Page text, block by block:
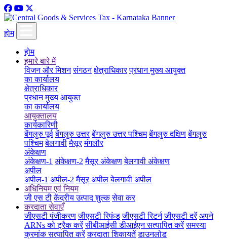
होम
होम
हमारे बारे में
विजन और मिशन संगठन क्षेत्राधिकार प्रधान मुख्य आयुक्त
का कार्यालय
क्षेत्राधिकार
प्रधान मुख्य आयुक्त
का कार्यालय
आयुक्तालय
कार्यकारिणी
बेंगलुरु पूर्व बेंगलुरु उत्तर बेंगलुरु उत्तर पश्चिम बेंगलुरु दक्षिण बेंगलुरु
पश्चिम बेलगावी मैसूर मंगलौर
अंकेक्षण
अंकेक्षण-1 अंकेक्षण-2 मैसूर अंकेक्षण बेलगावी अंकेक्षण
अपील
अपील-1 अपील-2 मैसूर अपील बेलगावी अपील
अधिनियम एवं नियम
जी एस टी केंद्रीय उत्पाद शुल्क सेवा कर
करदाता सेवाएँ
जीएसटी पंजीकरण जीएसटी रिफंड जीएसटी रिटर्न जीएसटी दरें अपने
ARNs को ट्रैक करें सीबीआईसी डीआईएन सत्यापित करें समस्या
क्रमांक सत्यापित करें करदाता शिकायतें डाउनलोड